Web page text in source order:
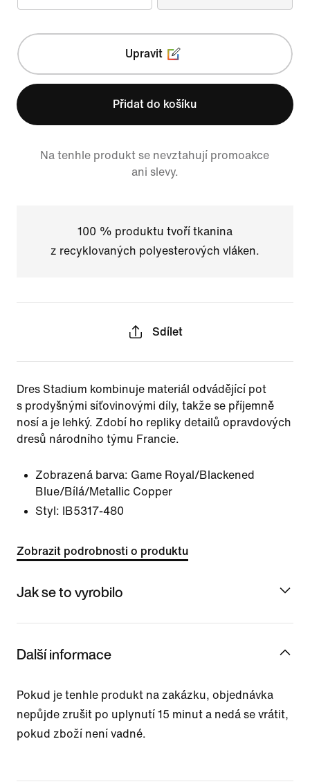
Upravit
Přidat do košíku
Na tenhle produkt se nevztahují promoakce
ani slevy.
100 % produktu tvoří tkanina
z recyklovaných polyesterových vláken.
Sdílet
Dres Stadium kombinuje materiál odvádějící pot
s prodyšnými síťovinovými díly, takže se příjemně
nosí a je lehký. Zdobí ho repliky detailů opravdových
dresů národního týmu Francie.
Zobrazená barva: Game Royal/Blackened
Blue/Bílá/Metallic Copper
Styl:
IB5317-480
Zobrazit podrobnosti o produktu
Jak se to vyrobilo
Další informace
Pokud je tenhle produkt na zakázku, objednávka
nepůjde zrušit po uplynutí 15 minut a nedá se vrátit,
pokud zboží není vadné.